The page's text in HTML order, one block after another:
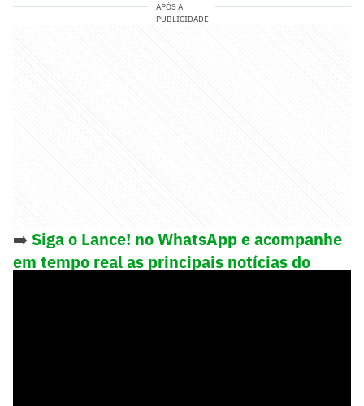
APÓS A
PUBLICIDADE
➡️ Siga o Lance! no WhatsApp e acompanhe
em tempo real as principais notícias do